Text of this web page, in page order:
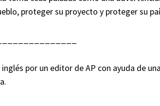
proteger su proyecto y proteger su
por un editor de AP con ayuda de